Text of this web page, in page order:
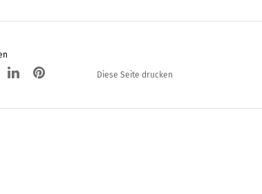
Diese Seite drucken